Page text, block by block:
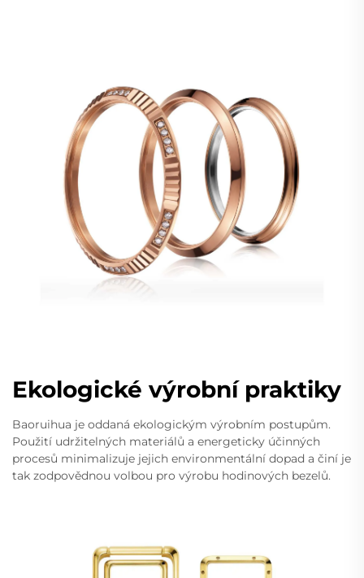
Ekologické výrobní praktiky
Baoruihua je oddaná ekologickým výrobním postupům.
Použití udržitelných materiálů a energeticky účinných
procesů minimalizuje jejich environmentální dopad a činí je
tak zodpovědnou volbou pro výrobu hodinových bezelů.